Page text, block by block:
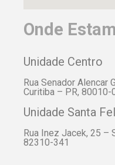
Onde
Unidade Centro
Rua Senador Alencar
Curitiba – PR, 80010-
Unidade Santa
Rua Inez Jacek, 25 –
82310-341